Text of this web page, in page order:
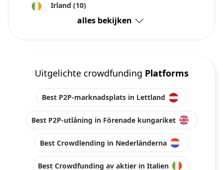
Irland (10)
alles bekijken
Uitgelichte crowdfunding Platforms
Best P2P-marknadsplats in Lettland
Best P2P-utlåning in Förenade kungariket
Best Crowdlending in Nederländerna
Best Crowdfunding av aktier in Italien